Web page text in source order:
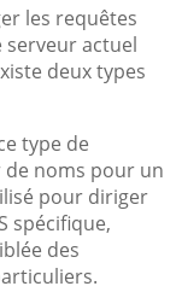
les requêtes
serveur actuel
deux types
type de
noms pour un
pour diriger
spécifique,
des